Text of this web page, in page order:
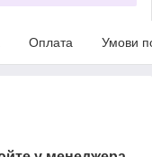
Оплата Умови